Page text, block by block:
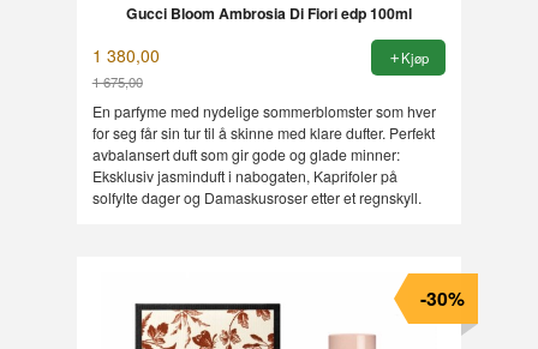
Gucci Bloom Ambrosia Di Fiori edp 100ml
1 380,00
1 675,00
Rabatt
Kjøp
En parfyme med nydelige sommerblomster som hver
for seg får sin tur til å skinne med klare dufter. Perfekt
avbalansert duft som gir gode og glade minner:
Eksklusiv jasminduft i nabogaten, Kaprifoler på
solfylte dager og Damaskusroser etter et regnskyll.
-30%